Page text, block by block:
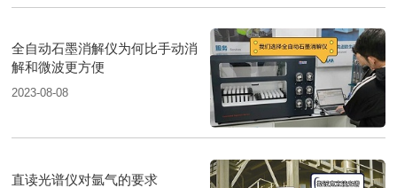
全自动石墨消解仪为何比手动消
解和微波更方便
2023-08-08
直读光谱仪对氩气的要求